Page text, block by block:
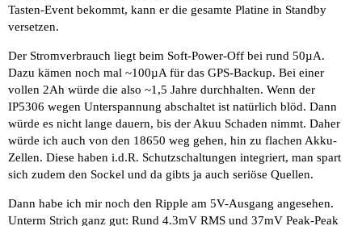
Tasten-Event bekommt, kann er die gesamte Platine in Standby
versetzen.
Der Stromverbrauch liegt beim Soft-Power-Off bei rund 50µA.
Dazu kämen noch mal ~100µA für das GPS-Backup. Bei einer
vollen 2Ah würde die also ~1,5 Jahre durchhalten. Wenn der
IP5306 wegen Unterspannung abschaltet ist natürlich blöd. Dann
würde es nicht lange dauern, bis der Akuu Schaden nimmt. Daher
würde ich auch von den 18650 weg gehen, hin zu flachen Akku-
Zellen. Diese haben i.d.R. Schutzschaltungen integriert, man spart
sich zudem den Sockel und da gibts ja auch seriöse Quellen.
Dann habe ich mir noch den Ripple am 5V-Ausgang angesehen.
Unterm Strich ganz gut: Rund 4.3mV RMS und 37mV Peak-Peak